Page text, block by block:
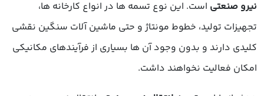
نیرو صنعتی است. این نوع تسمه ها در انواع کارخانه ها،
تجهیزات تولید، خطوط مونتاژ و حتی ماشین آلات سنگین نقشی
کلیدی دارند و بدون وجود آن ها بسیاری از فرآیندهای مکانیکی
امکان فعالیت نخواهند داشت.